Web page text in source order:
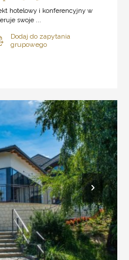
hotelowy i konferencyjny w
swoje ...